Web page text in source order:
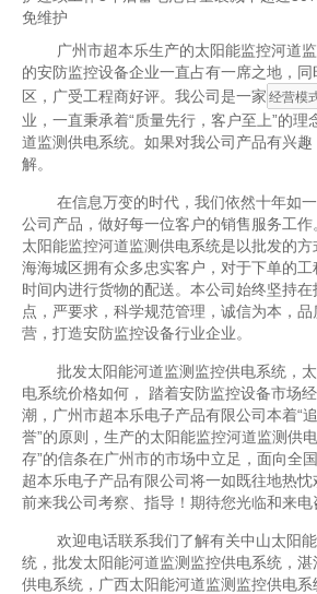
免维护
广州市超本乐生产的太阳能监控河道
的安防监控设备企业一直占有一席之地，
区，广受工程商好评。我公司是一家
业，一直秉承着“质量先行，客户至上”的理
道监测供电系统。如果对我公司产品有兴
解。
在信息万变的时代，我们依然十年如
公司产品，做好每一位客户的销售服务工
太阳能监控河道监测供电系统是以批发的
海海城区拥有众多忠实客户，对于下单的
时间内进行货物的配送。本公司始终坚持
点，严要求，科学规范管理，诚信为本，
营，打造安防监控设备行业企业。
批发太阳能河道监测监控供电系统，
电系统价格如何， 踏着安防监控设备市场
潮，广州市超本乐电子产品有限公司本着“
誉”的原则，生产的太阳能监控河道监测供
存”的信条在广州市的市场中立足，面向全
超本乐电子产品有限公司将一如既往地热
前来我公司考察、指导！期待您光临和来电
欢迎电话联系我们了解有关中山太阳
统，批发太阳能河道监测监控供电系统，
供电系统，广西太阳能河道监测监控供电